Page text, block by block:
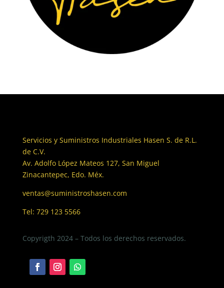
Servicios y Suministros Industriales Hasen S. de R.L.
de C.V.
Av. Adolfo López Mateos 127, San Miguel
Zinacantepec, Edo. Méx.
ventas@suministroshasen.com
Tel: 729 123 5566
Copyrigth 2024 – Todos los derechos reservados.